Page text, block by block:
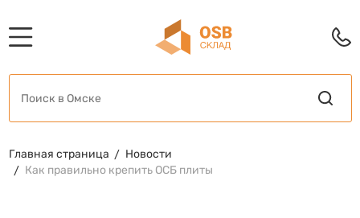
Главная страница
Новости
Как правильно крепить ОСБ плиты